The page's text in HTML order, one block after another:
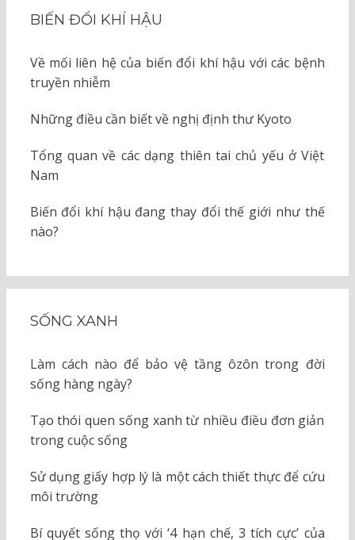
BIẾN ĐỔI KHÍ HẬU
Về mối liên hệ của biến đổi khí hậu với các bệnh
truyền nhiễm
Những điều cần biết về nghị định thư Kyoto
Tổng quan về các dạng thiên tai chủ yếu ở Việt
Nam
Biến đổi khí hậu đang thay đổi thế giới như thế
nào?
SỐNG XANH
Làm cách nào để bảo vệ tầng ôzôn trong đời
sống hàng ngày?
Tạo thói quen sống xanh từ nhiều điều đơn giản
trong cuộc sống
Sử dụng giấy hợp lý là một cách thiết thực để cứu
môi trường
Bí quyết sống thọ với ‘4 hạn chế, 3 tích cực’ của